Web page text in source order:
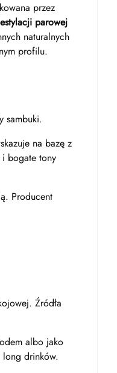
przez
parowej
naturalnych
profilu.
sambuki.
na bazę z
i bogate tony
Producent
Źródła
albo jako
drinków.